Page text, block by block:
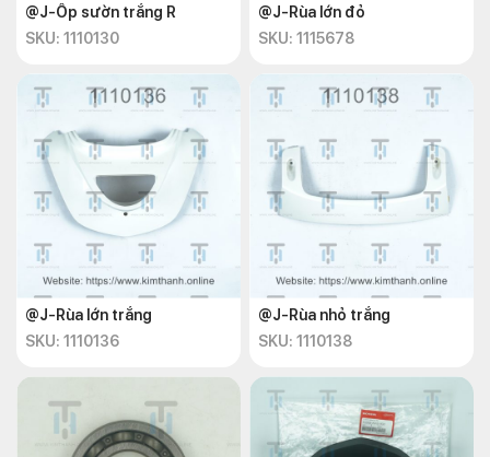
@J-Ốp sườn trắng R
SKU: 1110130
@J-Rùa lớn đỏ
SKU: 1115678
@J-Rùa lớn trắng
SKU: 1110136
@J-Rùa nhỏ trắng
SKU: 1110138